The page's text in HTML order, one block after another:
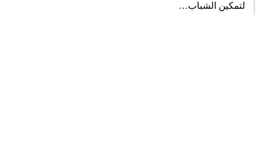
لتمكين الشباب…